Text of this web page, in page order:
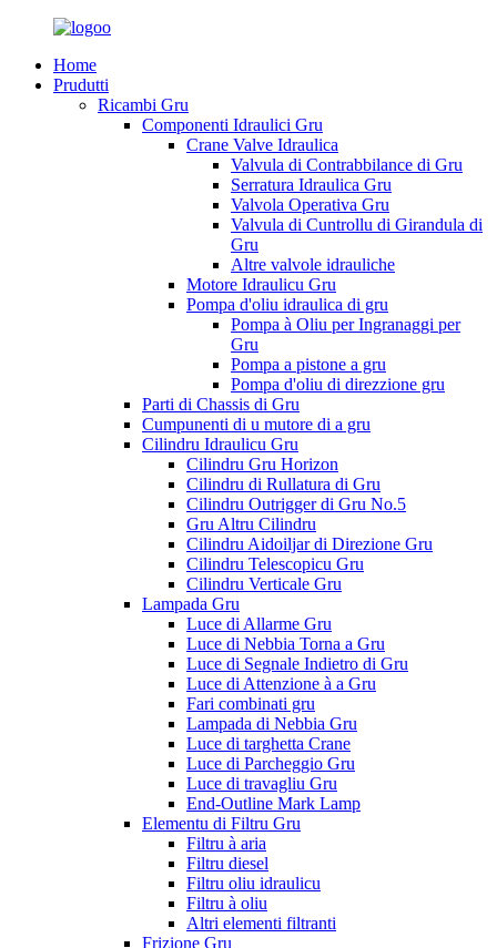
Home
Prudutti
Ricambi Gru
Componenti Idraulici Gru
Crane Valve Idraulica
Valvula di Contrabbilance di Gru
Serratura Idraulica Gru
Valvola Operativa Gru
Valvula di Cuntrollu di Girandula di
Gru
Altre valvole idrauliche
Motore Idraulicu Gru
Pompa d'oliu idraulica di gru
Pompa à Oliu per Ingranaggi per
Gru
Pompa a pistone a gru
Pompa d'oliu di direzzione gru
Parti di Chassis di Gru
Cumpunenti di u mutore di a gru
Cilindru Idraulicu Gru
Cilindru Gru Horizon
Cilindru di Rullatura di Gru
Cilindru Outrigger di Gru No.5
Gru Altru Cilindru
Cilindru Aidoiljar di Direzione Gru
Cilindru Telescopicu Gru
Cilindru Verticale Gru
Lampada Gru
Luce di Allarme Gru
Luce di Nebbia Torna a Gru
Luce di Segnale Indietro di Gru
Luce di Attenzione à a Gru
Fari combinati gru
Lampada di Nebbia Gru
Luce di targhetta Crane
Luce di Parcheggio Gru
Luce di travagliu Gru
End-Outline Mark Lamp
Elementu di Filtru Gru
Filtru à aria
Filtru diesel
Filtru oliu idraulicu
Filtru à oliu
Altri elementi filtranti
Frizione Gru